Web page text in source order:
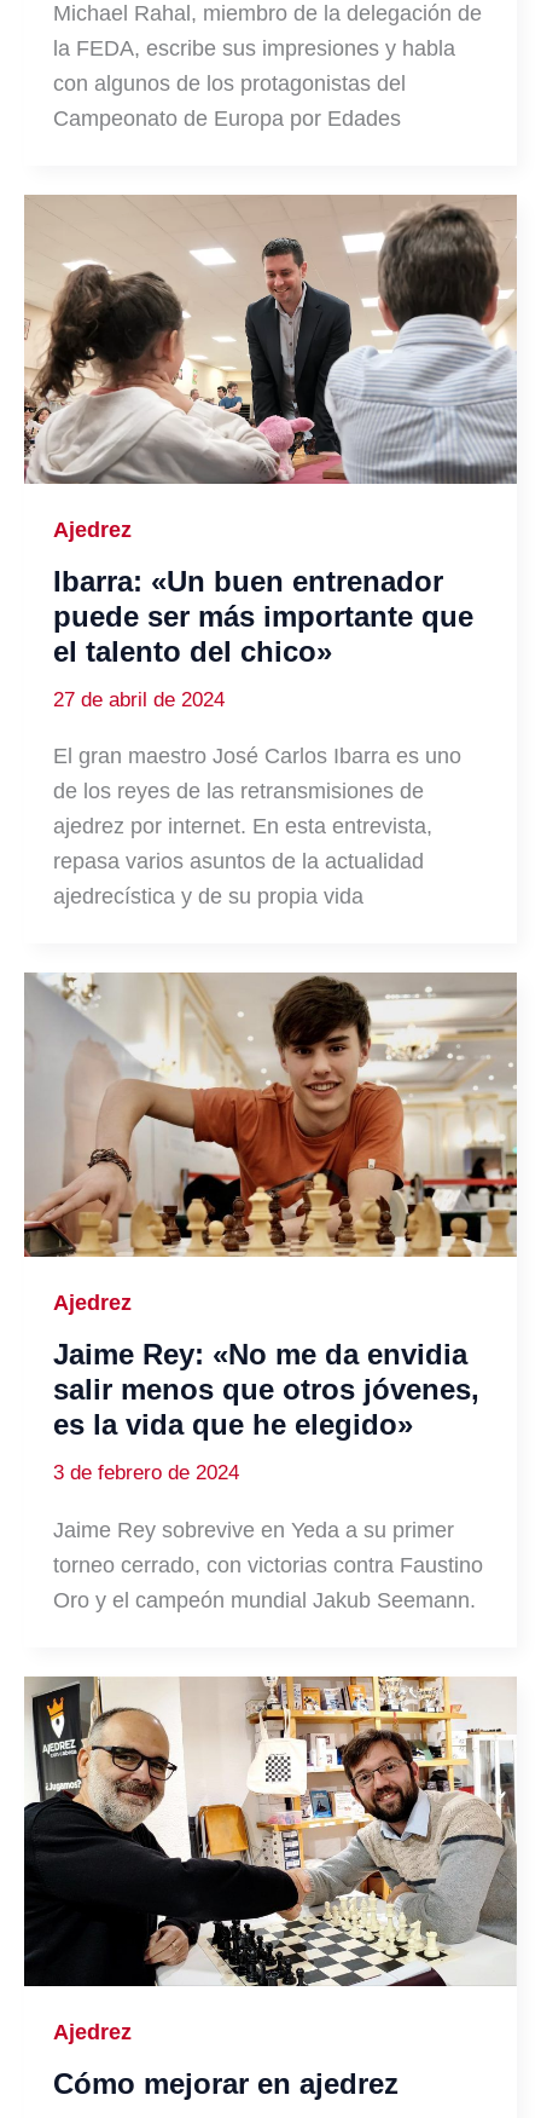
Michael Rahal, miembro de la delegación de
la FEDA, escribe sus impresiones y habla
con algunos de los protagonistas del
Campeonato de Europa por Edades
Ajedrez
Ibarra: «Un buen entrenador
puede ser más importante que
el talento del chico»
27 de abril de 2024
El gran maestro José Carlos Ibarra es uno
de los reyes de las retransmisiones de
ajedrez por internet. En esta entrevista,
repasa varios asuntos de la actualidad
ajedrecística y de su propia vida
Ajedrez
Jaime Rey: «No me da envidia
salir menos que otros jóvenes,
es la vida que he elegido»
3 de febrero de 2024
Jaime Rey sobrevive en Yeda a su primer
torneo cerrado, con victorias contra Faustino
Oro y el campeón mundial Jakub Seemann.
Ajedrez
Cómo mejorar en ajedrez